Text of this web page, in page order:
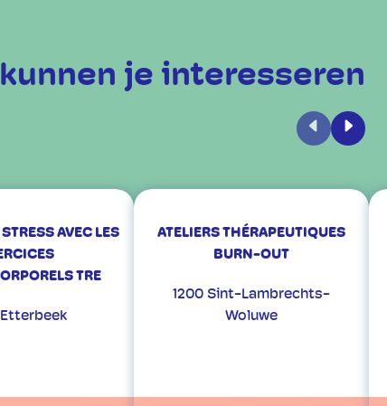
je interesseren
Vorige
AVEC LES
TRE
Etterbeek
ATELIERS THÉRAPEUTIQUES
BURN-OUT
1200 Sint-Lambrechts-
Woluwe